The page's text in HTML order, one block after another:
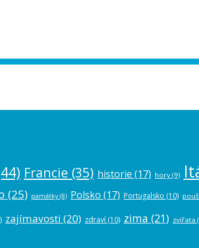
Francie (35) historie (17) hory (9)
(25) památky(8) Polsko (17) Portugalsko (10)
zajímavosti (20) zdraví (10) zima (21) zvířata